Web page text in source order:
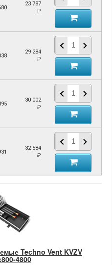
23 787
₽
29 284
₽
30 002
₽
32 584
₽
Techno Vent KVZV
4800